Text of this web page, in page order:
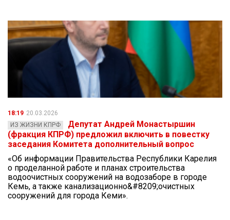
18:19 20.03.2026
ИЗ ЖИЗНИ КПРФ
Депутат Андрей Монастыршин
(фракция КПРФ) предложил включить в повестку
заседания Комитета дополнительный вопрос
«Об информации Правительства Республики Карелия
о проделанной работе и планах строительства
водоочистных сооружений на водозаборе в городе
Кемь, а также канализационно&#8209;очистных
сооружений для города Кеми».